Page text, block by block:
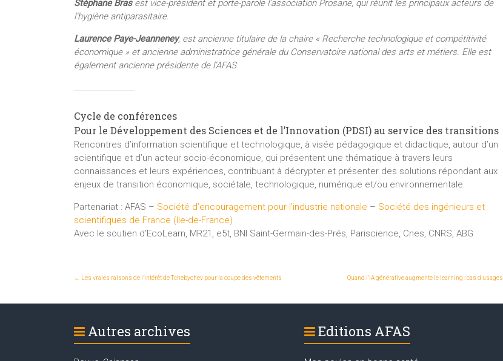
Stéphane Bras est vice-président et porte-parole l’association Prosane, qui réunit les principaux acteurs de
l’hygiène antiparasitaire.
Laurence Paye-Jeanneney, est ancienne titulaire de la chaire « Recherche technologique et compétitivité
économique » et ancienne administratrice générale du Conservatoire national des arts et métiers. Elle est
également ancienne présidente de l’AFAS.
Cycle de conférences
Pour le Développement des Sciences et de l’Innovation (PDSI) au service des transitions
Rencontres d’information scientifique et technologique, à visée pédagogique et didactique, autour d’un
scientifique et d’un acteur socio-économique, qui présentent une thématique à travers leurs
connaissances et leurs expériences, contribuant à décrypter et présenter des solutions répondant aux
enjeux de transition économique, sociétale, technologique, numérique et/ou environnementale.
Partenariat : AFAS – Société d’encouragement pour l’industrie nationale – Société des ingénieurs et
scientifiques de France (Ile-de-France)
Avec le soutien d’EcoLearn, MR21, e5t, BNI Saint-Germain-des-Prés, Pariscience, Cnes, CNRS, ABG
← Les vraies raisons de l’intérêt de Tchebychev pour la coupe des vêtements Quand l’IA générative augmente le learning : cas d’usages
Autres archives Editions AFAS